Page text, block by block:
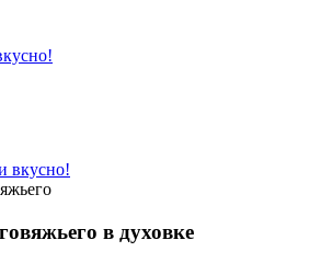
в духовке